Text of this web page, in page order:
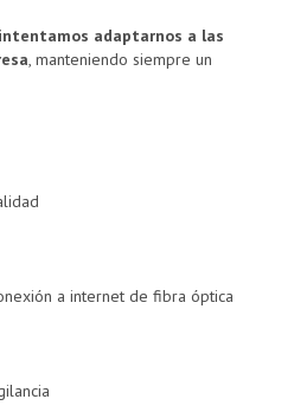
adaptarnos a las
, manteniendo siempre un
a internet de fibra óptica